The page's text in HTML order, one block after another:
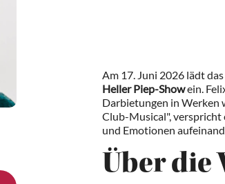
Am 17. Juni 2026 lädt
Heller Piep-Showein.
Darbietungen in Werken
Club-Musical", verspricht
und Emotionen
Über die